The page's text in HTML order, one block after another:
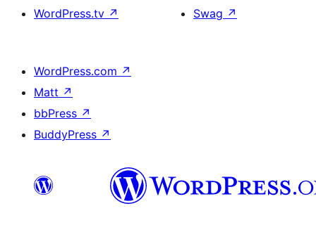
WordPress.tv ↗
Swag ↗
WordPress.com ↗
Matt ↗
bbPress ↗
BuddyPress ↗